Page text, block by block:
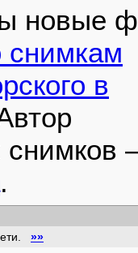
новые
снимкам
в
снимков
.
»»